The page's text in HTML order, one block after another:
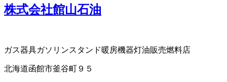
株式会社館山石油
ガス器具ガソリンスタンド暖房機器灯油販売燃料店
北海道函館市釜谷町９５